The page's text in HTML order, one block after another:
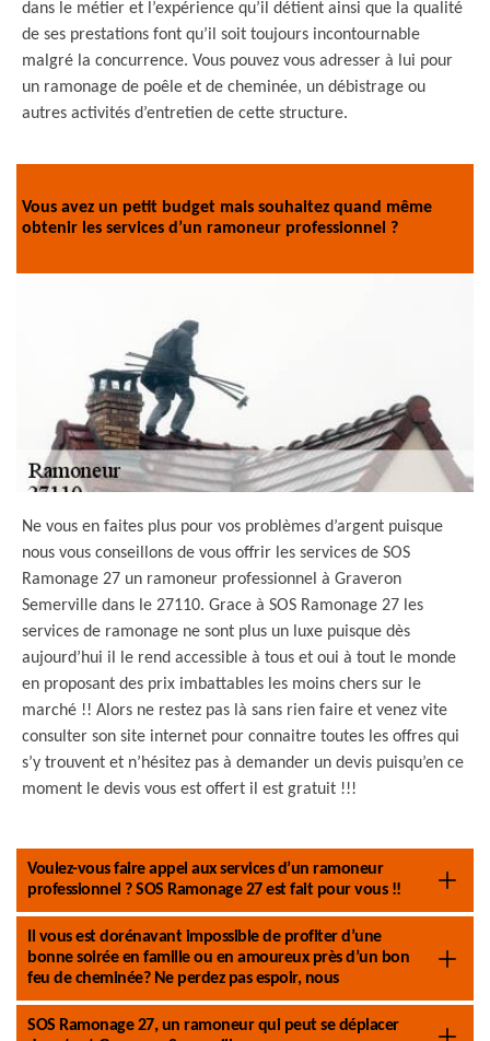
dans le métier et l’expérience qu’il détient ainsi que la qualité
de ses prestations font qu’il soit toujours incontournable
malgré la concurrence. Vous pouvez vous adresser à lui pour
un ramonage de poêle et de cheminée, un débistrage ou
autres activités d’entretien de cette structure.
Vous avez un petit budget mais souhaitez quand même
obtenir les services d’un ramoneur professionnel ?
Ne vous en faites plus pour vos problèmes d’argent puisque
nous vous conseillons de vous offrir les services de SOS
Ramonage 27 un ramoneur professionnel à Graveron
Semerville dans le 27110. Grace à SOS Ramonage 27 les
services de ramonage ne sont plus un luxe puisque dès
aujourd’hui il le rend accessible à tous et oui à tout le monde
en proposant des prix imbattables les moins chers sur le
marché !! Alors ne restez pas là sans rien faire et venez vite
consulter son site internet pour connaitre toutes les offres qui
s’y trouvent et n’hésitez pas à demander un devis puisqu’en ce
moment le devis vous est offert il est gratuit !!!
Voulez-vous faire appel aux services d’un ramoneur
professionnel ? SOS Ramonage 27 est fait pour vous !!
Il vous est dorénavant impossible de profiter d’une
bonne soirée en famille ou en amoureux près d’un bon
feu de cheminée? Ne perdez pas espoir, nous
SOS Ramonage 27, un ramoneur qui peut se déplacer